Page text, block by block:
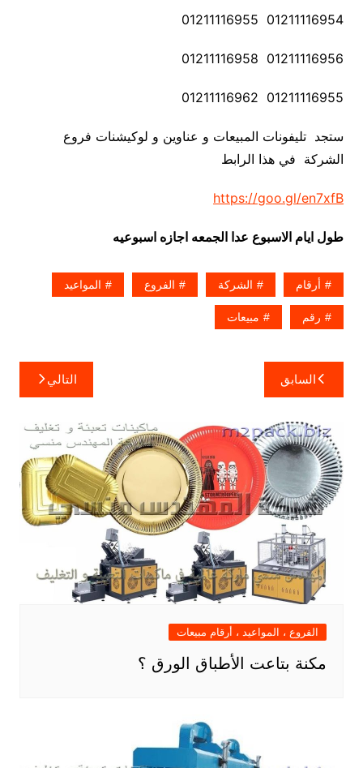
01211116954 01211116955
01211116956 01211116958
01211116955 01211116962
ستجد تليفونات المبيعات و عناوين و لوكيشنات فروع
الشركة في هذا الرابط
https://goo.gl/en7xfB
طول ايام الاسبوع عدا الجمعه اجازه اسبوعيه
أرقام الشركة الفروع المواعيد
رقم مبيعات
تصفّح
المقالات
السابق التالي
الفروع ، المواعيد ، أرقام مبيعات
مكنة بتاعت الأطباق الورق ؟